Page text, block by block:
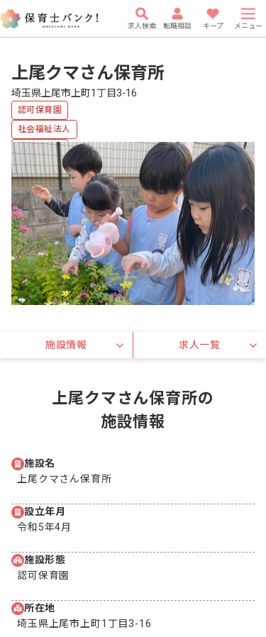
求人検索 転職相談 キープ メニュー
上尾クマさん保育所
埼玉県上尾市上町1丁目3-16
認可保育園
社会福祉法人
複数園あり
福利厚生充実
有給
研修充実
施設情報 求人一覧
上尾クマさん保育所の
施設情報
施設名
上尾クマさん保育所
設立年月
令和5年4月
施設形態
認可保育園
所在地
埼玉県上尾市上町1丁目3-16